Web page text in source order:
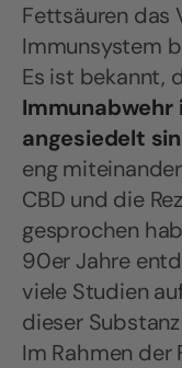
Fettsäuren das
Immunsystem
Es ist bekannt,
Immunabwehr
angesiedelt
eng
CBD und die
gesprochen
90er Jahre
viele Studien
dieser
Im Rahmen der